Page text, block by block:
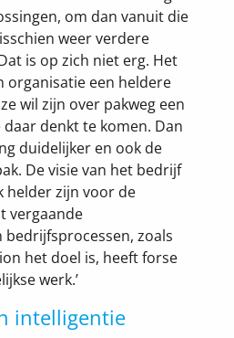
om dan vanuit die
weer verdere
is op zich niet erg. Het
organisatie een heldere
wil zijn over pakweg een
denkt te komen. Dan
duidelijker en ook de
De visie van het bedrijf
helder zijn voor de
vergaande
zoals
het doel is, heeft forse
werk.’
intelligentie